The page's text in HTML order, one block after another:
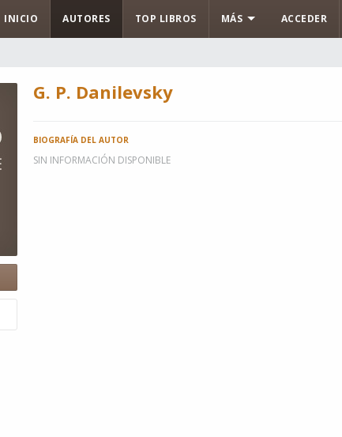
INICIO AUTORES TOP LIBROS MÁS ACCEDER
G. P. Danilevsky
BIOGRAFÍA DEL AUTOR
SIN INFORMACIÓN DISPONIBLE